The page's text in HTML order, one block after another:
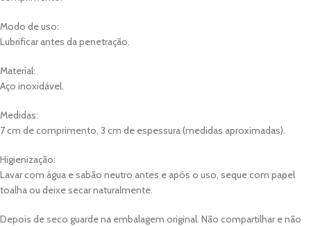
Modo de uso:
Lubrificar antes da penetração.
Material:
Aço inoxidável.
Medidas:
7 cm de comprimento, 3 cm de espessura (medidas aproximadas).
Higienização:
Lavar com água e sabão neutro antes e após o uso, seque com papel
toalha ou deixe secar naturalmente.
Depois de seco guarde na embalagem original. Não compartilhar e não